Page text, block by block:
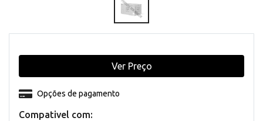
Compativel com:
Opções de pagamento
Ver Preço